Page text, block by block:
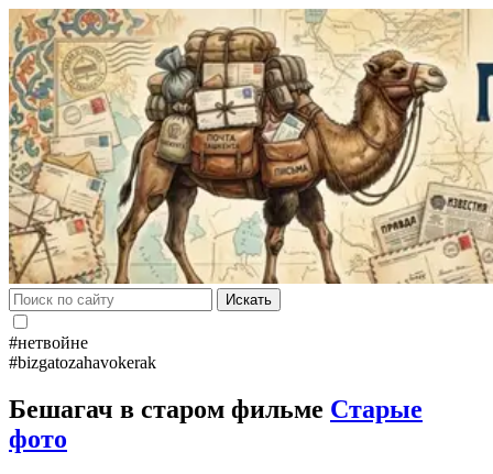
Искать
#нетвойне
#bizgatozahavokerak
Бешагач в старом фильме Старые
фото